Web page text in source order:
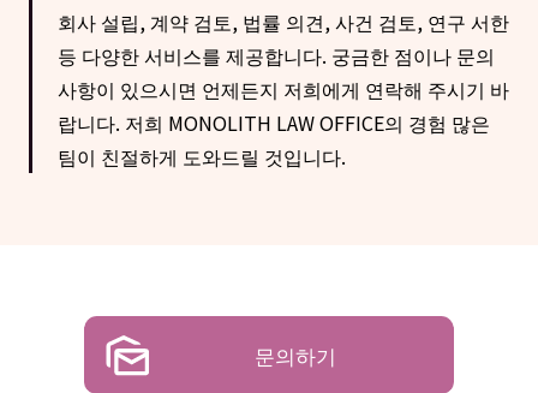
회사 설립, 계약 검토, 법률 의견, 사건 검토, 연구 서한
등 다양한 서비스를 제공합니다. 궁금한 점이나 문의
사항이 있으시면 언제든지 저희에게 연락해 주시기 바
랍니다. 저희 MONOLITH LAW OFFICE의 경험 많은
팀이 친절하게 도와드릴 것입니다.
문의하기